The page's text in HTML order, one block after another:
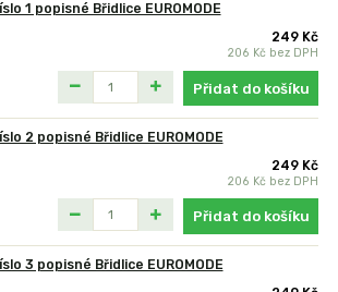
1 popisné Břidlice EUROMODE
249 Kč
206 Kč bez DPH
Přidat do košíku
2 popisné Břidlice EUROMODE
249 Kč
206 Kč bez DPH
Přidat do košíku
3 popisné Břidlice EUROMODE